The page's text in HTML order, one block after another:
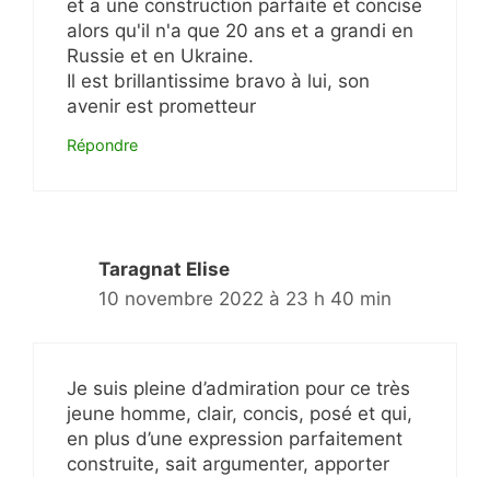
et a une construction parfaite et concise
alors qu'il n'a que 20 ans et a grandi en
Russie et en Ukraine.
Il est brillantissime bravo à lui, son
avenir est prometteur
Répondre
Taragnat Elise
10 novembre 2022 à 23 h 40 min
Je suis pleine d’admiration pour ce très
jeune homme, clair, concis, posé et qui,
en plus d’une expression parfaitement
construite, sait argumenter, apporter